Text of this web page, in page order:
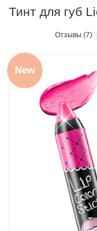
Тинт для губ
Отзывы (7)
New